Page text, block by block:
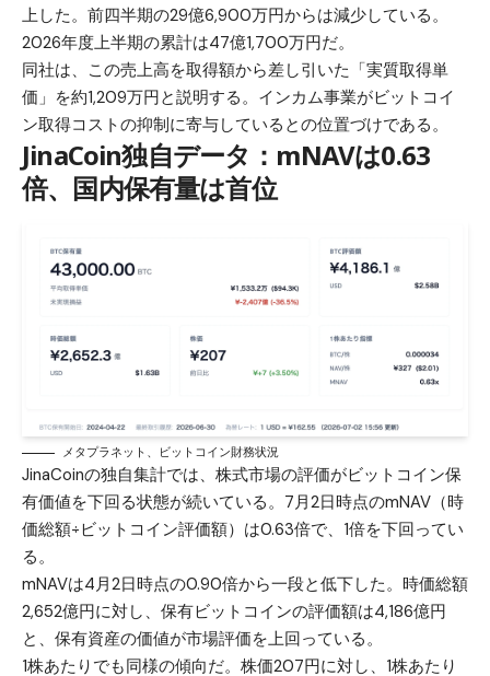
上した。前四半期の29億6,900万円からは減少している。
2026年度上半期の累計は47億1,700万円だ。
同社は、この売上高を取得額から差し引いた「実質取得単
価」を約1,209万円と説明する。インカム事業がビットコイ
ン取得コストの抑制に寄与しているとの位置づけである。
JinaCoin独自データ：mNAVは0.63
倍、国内保有量は首位
メタプラネット、ビットコイン財務状況
JinaCoinの独自集計では、株式市場の評価がビットコイン保
有価値を下回る状態が続いている。7月2日時点のmNAV（時
価総額÷ビットコイン評価額）は0.63倍で、1倍を下回ってい
る。
mNAVは4月2日時点の0.90倍から一段と低下した。時価総額
2,652億円に対し、保有ビットコインの評価額は4,186億円
と、保有資産の価値が市場評価を上回っている。
1株あたりでも同様の傾向だ。株価207円に対し、1株あたり